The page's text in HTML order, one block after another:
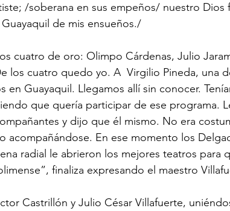
/soberana en sus empeños/ nuestro Dios
de mis ensueños./
los cuatro quedo yo. A  Virgilio Pineda, una
Guayaquil. Llegamos allí sin conocer.
que quería participar de ese programa.
y dijo que él mismo. No era
acompañándose. En ese momento los
radial le abrieron los mejores teatros para
finaliza expresando el maestro